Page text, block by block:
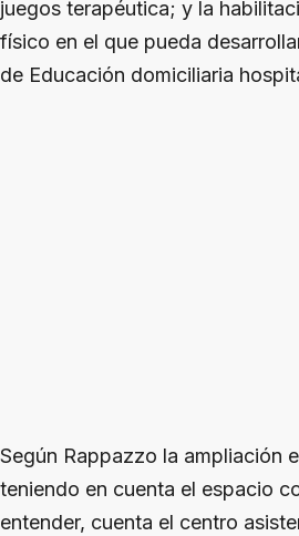
juegos terapéutica; y la
físico en el que pueda
de Educación domiciliaria
Según Rappazzo la ampliación
teniendo en cuenta el espacio
entender, cuenta el centro